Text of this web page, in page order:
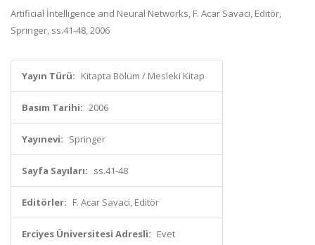
Artificial İntelligence and Neural Networks, F. Acar Savaci, Editör,
Springer, ss.41-48, 2006
Yayın Türü: Kitapta Bölüm / Mesleki Kitap
Basım Tarihi: 2006
Yayınevi: Springer
Sayfa Sayıları: ss.41-48
Editörler: F. Acar Savaci, Editör
Erciyes Üniversitesi Adresli: Evet